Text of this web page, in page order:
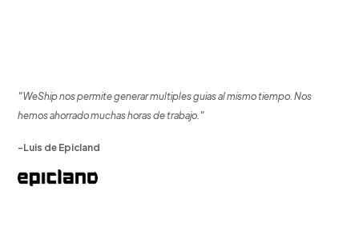
"WeShip nos permite generar multiples guias al mismo tiempo. Nos
hemos ahorrado muchas horas de trabajo."
-Luis de Epicland